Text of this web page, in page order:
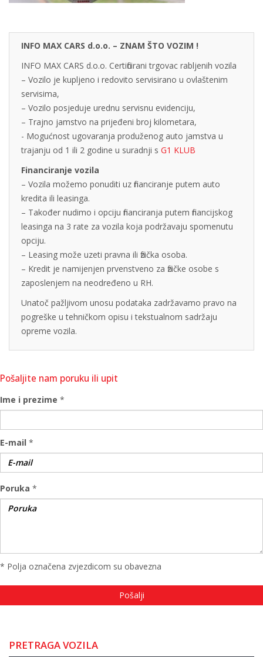
INFO MAX CARS d.o.o. – ZNAM ŠTO VOZIM !
INFO MAX CARS d.o.o. Certificirani trgovac rabljenih vozila
– Vozilo je kupljeno i redovito servisirano u ovlaštenim
servisima,
– Vozilo posjeduje urednu servisnu evidenciju,
– Trajno jamstvo na prijeđeni broj kilometara,
- Mogućnost ugovaranja produženog auto jamstva u
trajanju od 1 ili 2 godine u suradnji s G1 KLUB
Financiranje vozila
– Vozila možemo ponuditi uz financiranje putem auto
kredita ili leasinga.
– Također nudimo i opciju financiranja putem financijskog
leasinga na 3 rate za vozila koja podržavaju spomenutu
opciju.
– Leasing može uzeti pravna ili fizička osoba.
– Kredit je namijenjen prvenstveno za fizičke osobe s
zaposlenjem na neodređeno u RH.
Unatoč pažljivom unosu podataka zadržavamo pravo na
pogreške u tehničkom opisu i tekstualnom sadržaju
opreme vozila.
Pošaljite nam poruku ili upit
Ime i prezime *
E-mail *
Poruka *
* Polja označena zvjezdicom su obavezna
PRETRAGA VOZILA